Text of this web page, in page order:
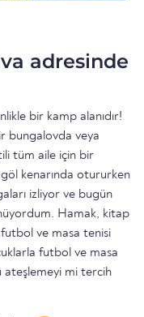
adresinde
bir kamp alanıdır!
bungalovda veya
tüm aile için bir
kenarında otururken
izliyor ve bugün
Hamak, kitap
ve masa tenisi
futbol ve masa
ateşlemeyi mi tercih